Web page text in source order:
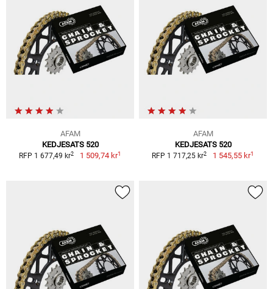
AFAM
KEDJESATS 520
RFP 1 677,49 kr2 1 509,74 kr1
AFAM
KEDJESATS 520
RFP 1 717,25 kr2 1 545,55 kr1